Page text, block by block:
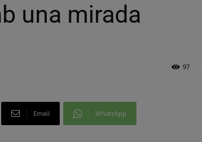
una mirada
97
Email WhatsApp